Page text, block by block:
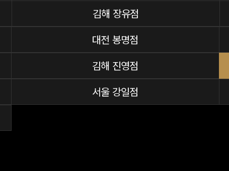
김해 장유점
대전 봉명점
김해 진영점
서울 강일점